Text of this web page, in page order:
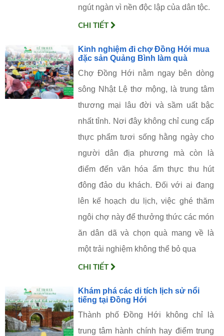
ngút ngàn vì nền độc lập của dân tộc.
CHI TIẾT
Kinh nghiệm đi chợ Đồng Hới mua
đặc sản Quảng Bình làm quà
Chợ Đồng Hới nằm ngay bên dòng
sông Nhật Lệ thơ mộng, là trung tâm
thương mại lâu đời và sầm uất bậc
nhất tỉnh. Nơi đây không chỉ cung cấp
thực phẩm tươi sống hằng ngày cho
người dân địa phương mà còn là
điểm đến văn hóa ẩm thực thu hút
đông đảo du khách. Đối với ai đang
lên kế hoạch du lịch, việc ghé thăm
ngôi chợ này để thưởng thức các món
ăn dân dã và chọn quà mang về là
một trải nghiệm không thể bỏ qua
CHI TIẾT
Khám phá các di tích lịch sử nổi
tiếng tại Đồng Hới
Thành phố Đồng Hới không chỉ là
trung tâm hành chính hay điểm trung